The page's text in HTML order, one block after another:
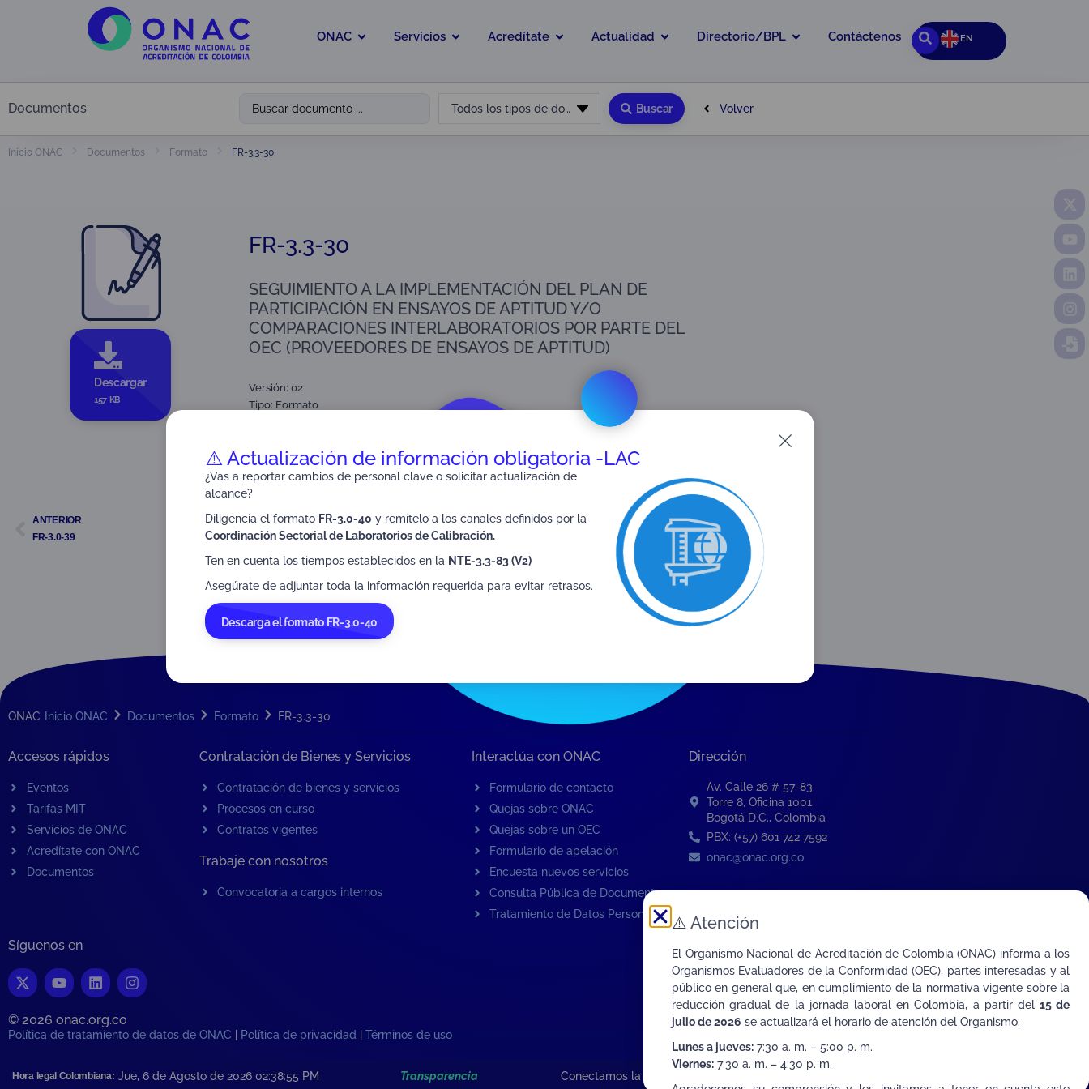
ONAC Servicios Acredítate Actualidad Directorio/BPL Contáctenos EN
Documentos Todos los tipos de documento Buscar Volver
Inicio ONAC Documentos Formato FR-3.3-30
Descargar
157 KB
FR-3.3-30
SEGUIMIENTO A LA IMPLEMENTACIÓN DEL PLAN DE
PARTICIPACIÓN EN ENSAYOS DE APTITUD Y/O
COMPARACIONES INTERLABORATORIOS POR PARTE DEL
OEC (PROVEEDORES DE ENSAYOS DE APTITUD)
Versión: 02
Tipo: Formato
ANTERIOR
FR-3.0-39
SIGUIENTE
FR-3.0-40
ONAC Inicio ONAC Documentos Formato FR-3.3-30
Accesos rápidos
Eventos
Tarifas MIT
Servicios de ONAC
Acredítate con ONAC
Documentos
Contratación de Bienes y Servicios
Contratación de bienes y servicios
Procesos en curso
Contratos vigentes
Trabaje con nosotros
Convocatoria a cargos internos
Interactúa con ONAC
Formulario de contacto
Quejas sobre ONAC
Quejas sobre un OEC
Formulario de apelación
Encuesta nuevos servicios
Consulta Pública de Documentos
Tratamiento de Datos Personales
Dirección
Av. Calle 26 # 57-83
Torre 8, Oficina 1001
Bogotá D.C., Colombia
PBX: (+57) 601 742 7592
onac@onac.org.co
Síguenos en
© 2026 onac.org.co​
Política de tratamiento de datos de ONAC | Política de privacidad | Términos de uso
Hora legal Colombiana: Jue, 6 de Agosto de 2026 02:38:55 PM Transparencia Conectamos la Calidad de Colombia con el Mundo
⚠️ Actualización de información obligatoria -LAC
¿Vas a reportar cambios de personal clave o solicitar actualización de
alcance?
Diligencia el formato FR-3.0-40 y remítelo a los canales definidos por la
Coordinación Sectorial de Laboratorios de Calibración.
Ten en cuenta los tiempos establecidos en la NTE-3.3-83 (V2)
Asegúrate de adjuntar toda la información requerida para evitar retrasos.
Descarga el formato FR-3.0-40
⚠️ Atención
El Organismo Nacional de Acreditación de Colombia (ONAC) informa a los
Organismos Evaluadores de la Conformidad (OEC), partes interesadas y al
público en general que, en cumplimiento de la normativa vigente sobre la
reducción gradual de la jornada laboral en Colombia, a partir del15 de
julio de 2026 se actualizará el horario de atención del Organismo:
Lunes a jueves:7:30 a. m. – 5:00 p. m.
Viernes:7:30 a. m. – 4:30 p. m.